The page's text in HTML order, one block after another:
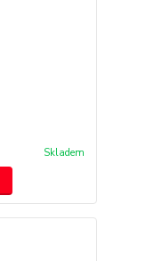
Skladem